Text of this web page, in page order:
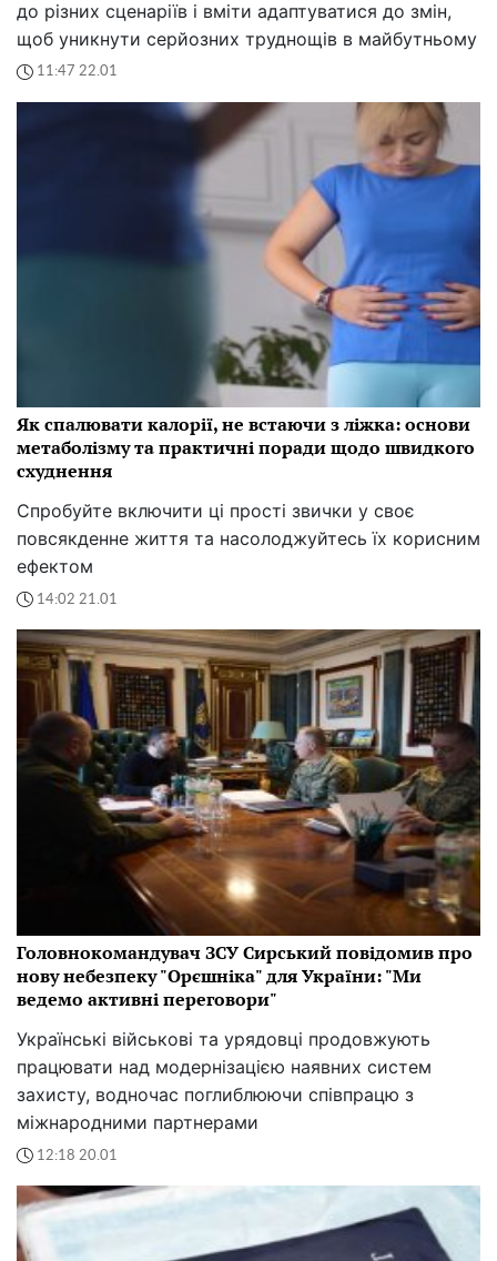
до різних сценаріїв і вміти адаптуватися до змін,
щоб уникнути серйозних труднощів в майбутньому
11:47 22.01
Як спалювати калорії, не встаючи з ліжка: основи
метаболізму та практичні поради щодо швидкого
схуднення
Спробуйте включити ці прості звички у своє
повсякденне життя та насолоджуйтесь їх корисним
ефектом
14:02 21.01
Головнокомандувач ЗСУ Сирський повідомив про
нову небезпеку "Орєшніка" для України: "Ми
ведемо активні переговори"
Українські військові та урядовці продовжують
працювати над модернізацією наявних систем
захисту, водночас поглиблюючи співпрацю з
міжнародними партнерами
12:18 20.01